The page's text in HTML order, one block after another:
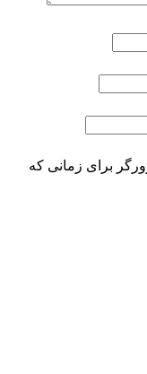
برای زمانی که